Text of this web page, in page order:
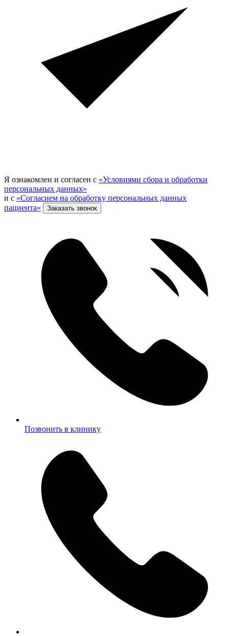
Я ознакомлен и согласен с «Условиями сбора и обработки
персональных данных»
и с «Согласием на обработку персональных данных
пациента»
Заказать звонок
Позвонить в клинику